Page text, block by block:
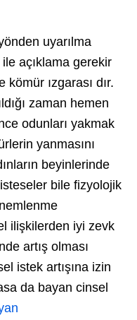
uyarılma
ile açıklama gerekir
kömür ızgarası dır.
zaman hemen
odunları yakmak
yanmasını
beyinlerinde
bile fizyolojik
ilişkilerden iyi zevk
artış olması
istek artışına izin
da bayan cinsel